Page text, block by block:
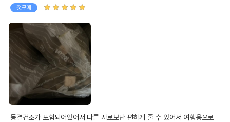
첫구매
동결건조가 포함되어있어서 다른 사료보단 편하게 줄 수 있어서 여행용으로